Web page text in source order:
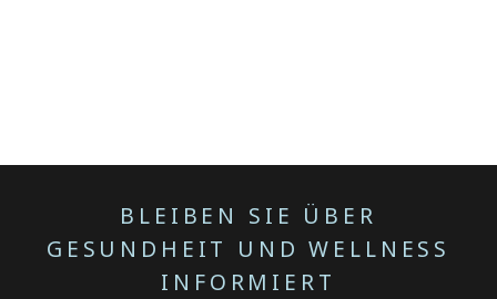
BLEIBEN SIE ÜBER
GESUNDHEIT UND WELLNESS
INFORMIERT